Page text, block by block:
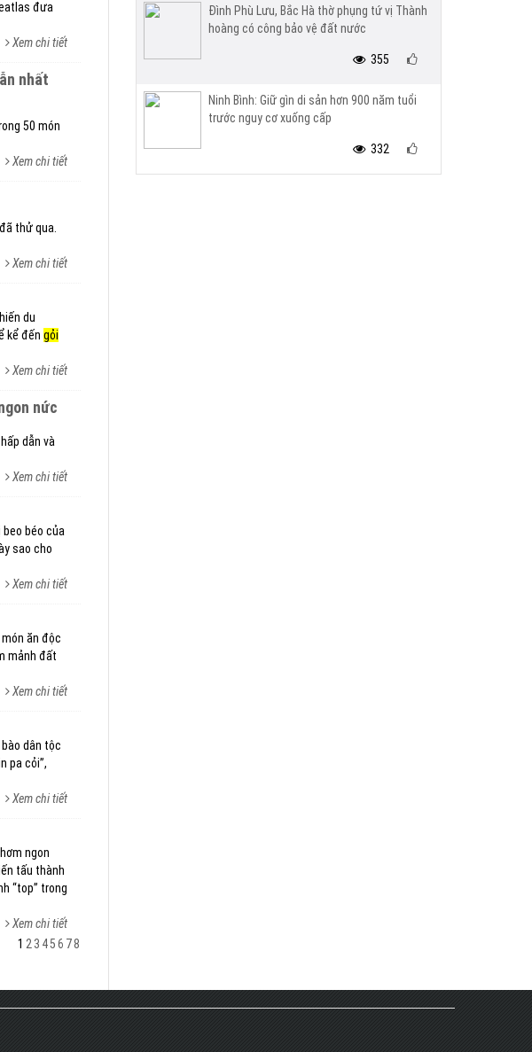
đưa
Xem chi tiết
nhất
50 món
Xem chi tiết
thử qua.
Xem chi tiết
du
kể đến gỏi
Xem chi tiết
dẫn và
Xem chi tiết
béo của
sao cho
Xem chi tiết
ăn độc
mảnh đất
Xem chi tiết
dân tộc
pa cỏi”,
Xem chi tiết
ngon
tấu thành
“top” trong
Xem chi tiết
1 2 3 456 78
Đình Phù Lưu, Bắc Hà thờ phụng tứ vị Thành
hoàng có công bảo vệ đất nước
355
Ninh Bình: Giữ gìn di sản hơn 900 năm tuổi
trước nguy cơ xuống cấp
332